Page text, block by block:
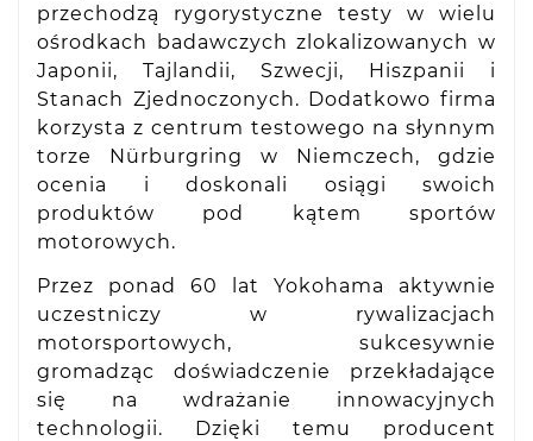
przechodzą rygorystyczne testy w wielu
ośrodkach badawczych zlokalizowanych w
Japonii, Tajlandii, Szwecji, Hiszpanii i
Stanach Zjednoczonych. Dodatkowo firma
korzysta z centrum testowego na słynnym
torze Nürburgring w Niemczech, gdzie
ocenia i doskonali osiągi swoich
produktów pod kątem sportów
motorowych.
Przez ponad 60 lat Yokohama aktywnie
uczestniczy w rywalizacjach
motorsportowych, sukcesywnie
gromadząc doświadczenie przekładające
się na wdrażanie innowacyjnych
technologii. Dzięki temu producent